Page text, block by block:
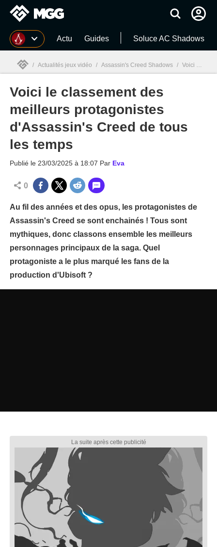
MGG Actu Guides Soluce AC Shadows
MGG
/ Actualités jeux vidéo / Assassin's Creed Shadows / Voici le classement des meilleurs protagonistes d'Assassin's Creed de tous les temps
Voici le classement des
meilleurs protagonistes
d'Assassin's Creed de tous
les temps
Publié le 23/03/2025 à 18:07 Par Eva
0
Au fil des années et des opus, les protagonistes de
Assassin's Creed se sont enchainés ! Tous sont
mythiques, donc classons ensemble les meilleurs
personnages principaux de la saga. Quel
protagoniste a le plus marqué les fans de la
production d'Ubisoft ?